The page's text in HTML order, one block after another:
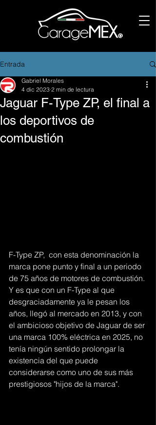
Entrada
Jaguar F-Type ZP, el final a
los deportivos de
combustión
Gabriel Morales
4 dic 2023 2 min de lectura
F-Type ZP,  con esta denominación la
marca pone punto y final a un periodo
de 75 años de motores de combustión.
Y es que con un F-Type al que
desgraciadamente ya le pesan los
años, llegó al mercado en 2013, y con
el ambicioso objetivo de Jaguar de ser
una marca 100% eléctrica en 2025, no
tenía ningún sentido prolongar la
existencia del que puede
considerarse como uno de sus más
prestigiosos "hijos de la marca".